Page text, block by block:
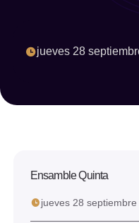
Seleccionar categoría
jueves 28
Ensamble Quinta
jueves 28